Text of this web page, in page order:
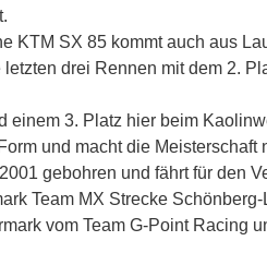
KTM SX 85 kommt auch aus
drei Rennen mit dem 2.
einem 3. Platz hier beim
und macht die Meisterschaft
gebohren und fährt für den
Team MX Strecke Schönberg-
vom Team G-Point Racing